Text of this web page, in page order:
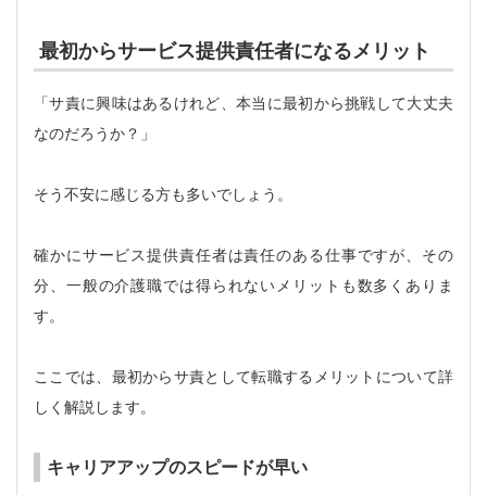
最初からサービス提供責任者になるメリット
「サ責に興味はあるけれど、本当に最初から挑戦して大丈夫
なのだろうか？」
そう不安に感じる方も多いでしょう。
確かにサービス提供責任者は責任のある仕事ですが、その
分、一般の介護職では得られないメリットも数多くありま
す。
ここでは、最初からサ責として転職するメリットについて詳
しく解説します。
キャリアアップのスピードが早い